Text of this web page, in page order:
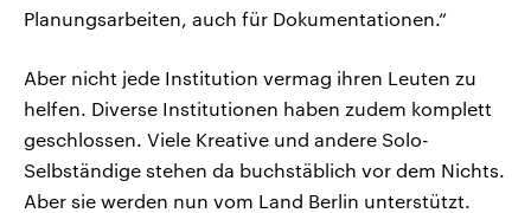
Planungsarbeiten, auch für Dokumentationen.“
Aber nicht jede Institution vermag ihren Leuten zu
helfen. Diverse Institutionen haben zudem komplett
geschlossen. Viele Kreative und andere Solo-
Selbständige stehen da buchstäblich vor dem Nichts.
Aber sie werden nun vom Land Berlin unterstützt.